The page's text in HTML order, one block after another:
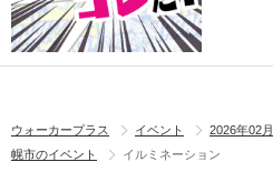
ウォーカープラス イベント 2026年02月
幌市のイベント
イルミネーション